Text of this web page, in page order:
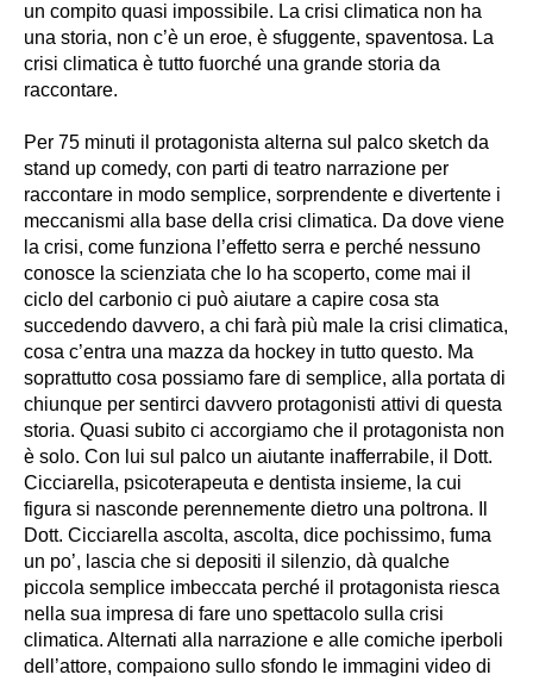
un compito quasi impossibile. La crisi climatica non ha
una storia, non c’è un eroe, è sfuggente, spaventosa. La
crisi climatica è tutto fuorché una grande storia da
raccontare.
Per 75 minuti il protagonista alterna sul palco sketch da
stand up comedy, con parti di teatro narrazione per
raccontare in modo semplice, sorprendente e divertente i
meccanismi alla base della crisi climatica. Da dove viene
la crisi, come funziona l’effetto serra e perché nessuno
conosce la scienziata che lo ha scoperto, come mai il
ciclo del carbonio ci può aiutare a capire cosa sta
succedendo davvero, a chi farà più male la crisi climatica,
cosa c’entra una mazza da hockey in tutto questo. Ma
soprattutto cosa possiamo fare di semplice, alla portata di
chiunque per sentirci davvero protagonisti attivi di questa
storia. Quasi subito ci accorgiamo che il protagonista non
è solo. Con lui sul palco un aiutante inafferrabile, il Dott.
Cicciarella, psicoterapeuta e dentista insieme, la cui
figura si nasconde perennemente dietro una poltrona. Il
Dott. Cicciarella ascolta, ascolta, dice pochissimo, fuma
un po’, lascia che si depositi il silenzio, dà qualche
piccola semplice imbeccata perché il protagonista riesca
nella sua impresa di fare uno spettacolo sulla crisi
climatica. Alternati alla narrazione e alle comiche iperboli
dell’attore, compaiono sullo sfondo le immagini video di